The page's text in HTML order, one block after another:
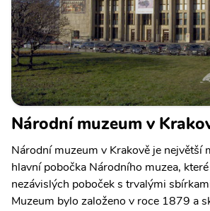
Národní muzeum v
Národní muzeum v Krakově je největší
hlavní pobočka Národního muzea,
nezávislých poboček s trvalými
Muzeum bylo založeno v roce 1879 a